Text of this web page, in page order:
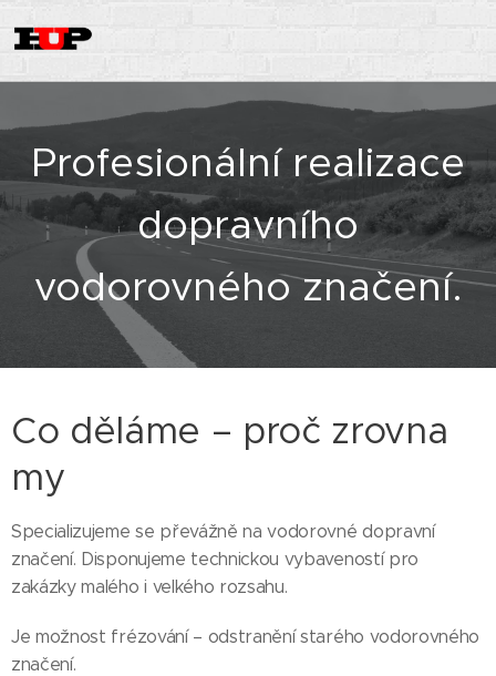
Profesionální realizace
dopravního
vodorovného značení.
Co děláme – proč zrovna
my
Specializujeme se převážně na vodorovné dopravní
značení. Disponujeme technickou vybaveností pro
zakázky malého i velkého rozsahu.
Je možnost frézování – odstranění starého vodorovného
značení.